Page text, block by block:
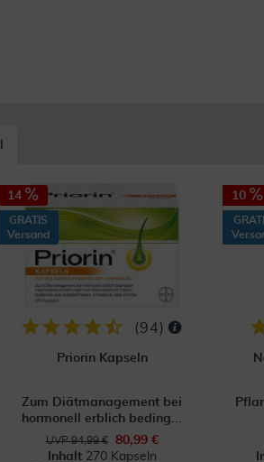
14
GRATIS
Versand
(94)
Priorin Kapseln
Zum Diätmanagement bei
hormonell erblich beding...
UVP 94,99 €
80,99 €
Inhalt 270 Kapseln
10